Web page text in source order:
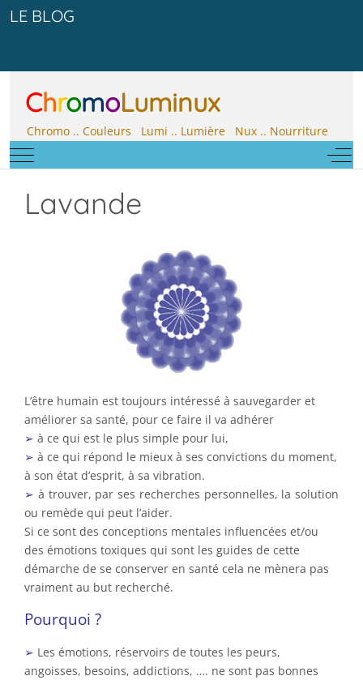
LE BLOG
ChromoLuminux
Chromo .. Couleurs Lumi .. Lumière Nux .. Nourriture
Mobile Menu Toggle
Off-
Lavande
L’être humain est toujours intéressé à sauvegarder et
améliorer sa santé, pour ce faire il va adhérer
➢ à ce qui est le plus simple pour lui,
➢ à ce qui répond le mieux à ses convictions du moment,
à son état d’esprit, à sa vibration.
➢ à trouver, par ses recherches personnelles, la solution
ou remède qui peut l’aider.
Si ce sont des conceptions mentales influencées et/ou
des émotions toxiques qui sont les guides de cette
démarche de se conserver en santé cela ne mènera pas
vraiment au but recherché.
Pourquoi ?
➢ Les émotions, réservoirs de toutes les peurs,
angoisses, besoins, addictions, …. ne sont pas bonnes